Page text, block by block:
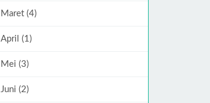
Maret (4)
April (1)
Mei (3)
Juni (2)